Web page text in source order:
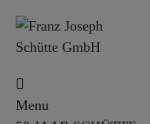
Menu